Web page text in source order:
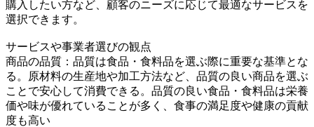
購入したい方など、顧客のニーズに応じて最適なサービスを
選択できます。
サービスや事業者選びの観点
商品の品質：品質は食品・食料品を選ぶ際に重要な基準とな
る。原材料の生産地や加工方法など、品質の良い商品を選ぶ
ことで安心して消費できる。品質の良い食品・食料品は栄養
価や味が優れていることが多く、食事の満足度や健康の貢献
度も高い